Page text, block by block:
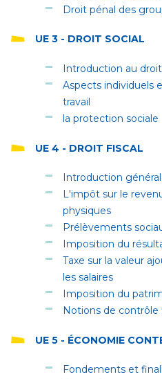
Droit pénal des
UE 3 - DROIT SOCIAL
Introduction au
Aspects individuels
travail
la protection sociale
UE 4 - DROIT FISCAL
Introduction
L'impôt sur le
physiques
Prélèvements
Imposition du
Taxe sur la valeur
les salaires
Imposition du
Notions de contrôle
UE 5 - ÉCONOMIE
Fondements et